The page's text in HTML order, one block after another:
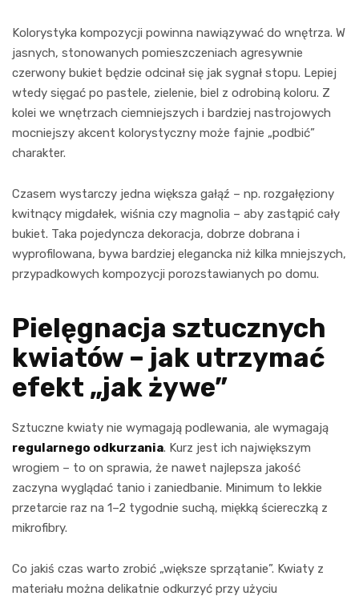
Kolorystyka kompozycji powinna nawiązywać do wnętrza. W
jasnych, stonowanych pomieszczeniach agresywnie
czerwony bukiet będzie odcinał się jak sygnał stopu. Lepiej
wtedy sięgać po pastele, zielenie, biel z odrobiną koloru. Z
kolei we wnętrzach ciemniejszych i bardziej nastrojowych
mocniejszy akcent kolorystyczny może fajnie „podbić”
charakter.
Czasem wystarczy jedna większa gałąź – np. rozgałęziony
kwitnący migdałek, wiśnia czy magnolia – aby zastąpić cały
bukiet. Taka pojedyncza dekoracja, dobrze dobrana i
wyprofilowana, bywa bardziej elegancka niż kilka mniejszych,
przypadkowych kompozycji porozstawianych po domu.
Pielęgnacja sztucznych
kwiatów – jak utrzymać
efekt „jak żywe”
Sztuczne kwiaty nie wymagają podlewania, ale wymagają
regularnego odkurzania. Kurz jest ich największym
wrogiem – to on sprawia, że nawet najlepsza jakość
zaczyna wyglądać tanio i zaniedbanie. Minimum to lekkie
przetarcie raz na 1–2 tygodnie suchą, miękką ściereczką z
mikrofibry.
Co jakiś czas warto zrobić „większe sprzątanie”. Kwiaty z
materiału można delikatnie odkurzyć przy użyciu